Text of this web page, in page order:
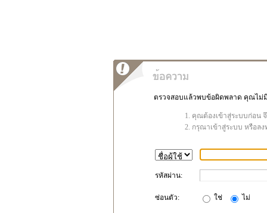
ตรวจสอบแล้วพบข้อผิดพลาด คุณไม่
คุณต้องเข้าสู่ระบบก่อน
กรุณาเข้าสู่ระบบ หรือลง
รหัสผ่าน:
ซ่อนตัว: ใช่ ไม่